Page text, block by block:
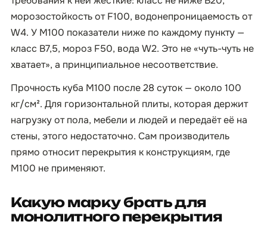
морозостойкость от F100, водонепроницаемость от
W4. У М100 показатели ниже по каждому пункту —
класс B7,5, мороз F50, вода W2. Это не «чуть-чуть не
хватает», а принципиальное несоответствие.
Прочность куба М100 после 28 суток — около 100
кг/см². Для горизонтальной плиты, которая держит
нагрузку от пола, мебели и людей и передаёт её на
стены, этого недостаточно. Сам производитель
прямо относит перекрытия к конструкциям, где
М100 не применяют.
Какую марку брать для
монолитного перекрытия